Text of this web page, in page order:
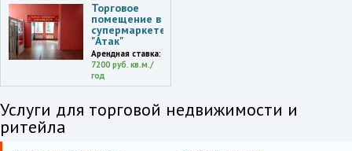
Торговое
помещение в
супермаркете
"Атак"
Арендная ставка:
7200 руб. кв.м./
год
Услуги для торговой недвижимости и
ритейла